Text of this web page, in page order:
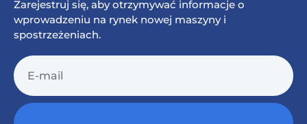
Zarejestruj się, aby otrzymywać informacje o
wprowadzeniu na rynek nowej maszyny i
spostrzeżeniach.